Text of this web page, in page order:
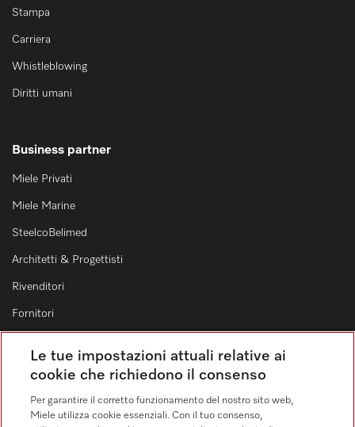
Stampa
Carriera
Whistleblowing
Diritti umani
Business partner
Miele Privati
Miele Marine
SteelcoBelimed
Architetti & Progettisti
Rivenditori
Fornitori
Contatti
Elenco dei contatti
Le tue impostazioni attuali relative ai
cookie che richiedono il consenso
Per garantire il corretto funzionamento del nostro sito web,
Miele utilizza cookie essenziali. Con il tuo consenso,